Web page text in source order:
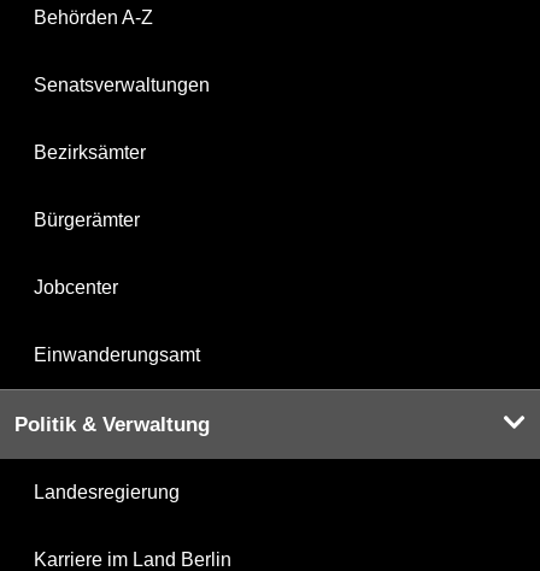
Behörden A-Z
Senatsverwaltungen
Bezirksämter
Bürgerämter
Jobcenter
Einwanderungsamt
Politik & Verwaltung
Landesregierung
Karriere im Land Berlin